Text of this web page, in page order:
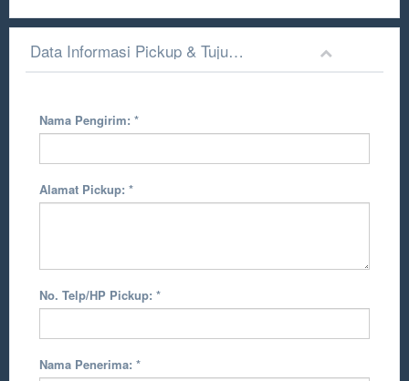
Data Informasi Pickup & Tujuan Pengiriman
Nama Pengirim: *
Alamat Pickup: *
No. Telp/HP Pickup: *
Nama Penerima: *